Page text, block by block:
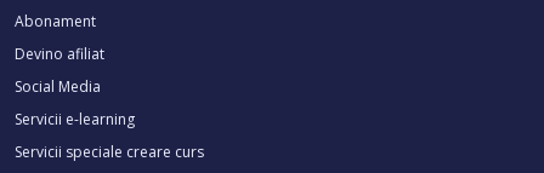
Abonament
Devino afiliat
Social Media
Servicii e-learning
Servicii speciale creare curs